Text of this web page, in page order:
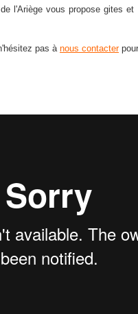
l'Ariège vous propose gites
pas à nous contacter